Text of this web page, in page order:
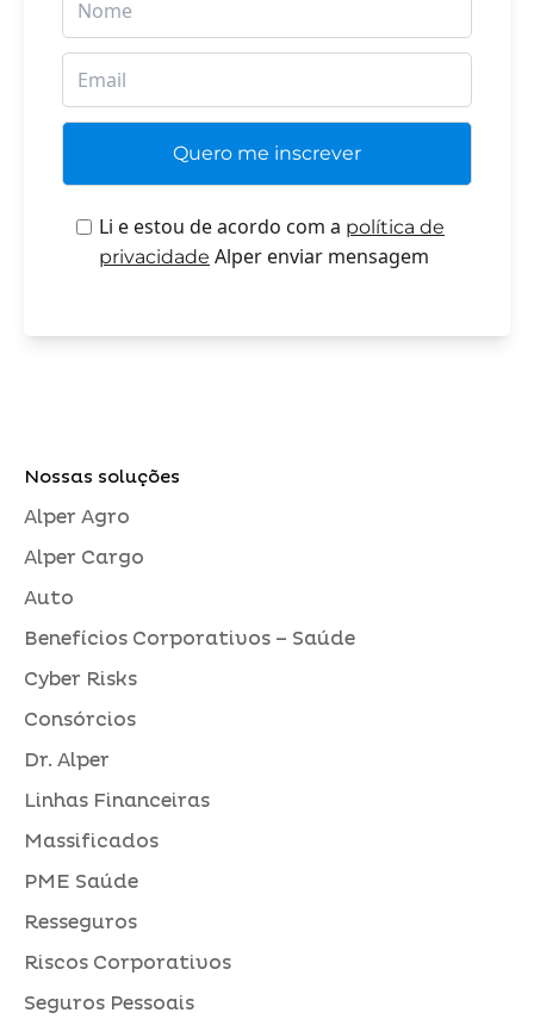
Li e estou de acordo com a política de
privacidade Alper enviar mensagem
Nossas soluções
Alper Agro
Alper Cargo
Auto
Benefícios Corporativos – Saúde
Cyber Risks
Consórcios
Dr. Alper
Linhas Financeiras
Massificados
PME Saúde
Resseguros
Riscos Corporativos
Seguros Pessoais